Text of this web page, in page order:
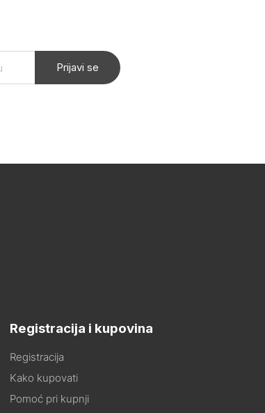
Prijavi se
Registracija i kupovina
Registracija
Kako kupovati
Pomoć pri kupnji